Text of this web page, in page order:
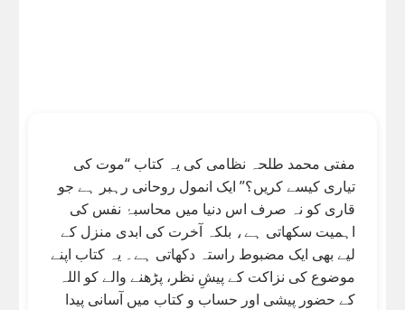
مفتی محمد طلحہ نظامی کی یہ کتاب “موت کی
تیاری کیسے کریں؟” ایک انمول روحانی رہبر ہے جو
قاری کو نہ صرف اس دنیا میں محاسبۂ نفس کی
اہمیت سکھاتی ہے، بلکہ آخرت کی ابدی منزل کے
لیے بھی ایک مضبوط راستہ دکھاتی ہے۔ یہ کتاب اپنے
موضوع کی نزاکت کے پیشِ نظر، پڑھنے والے کو اللہ
کے حضور پیشی اور حساب و کتاب میں آسانی پیدا